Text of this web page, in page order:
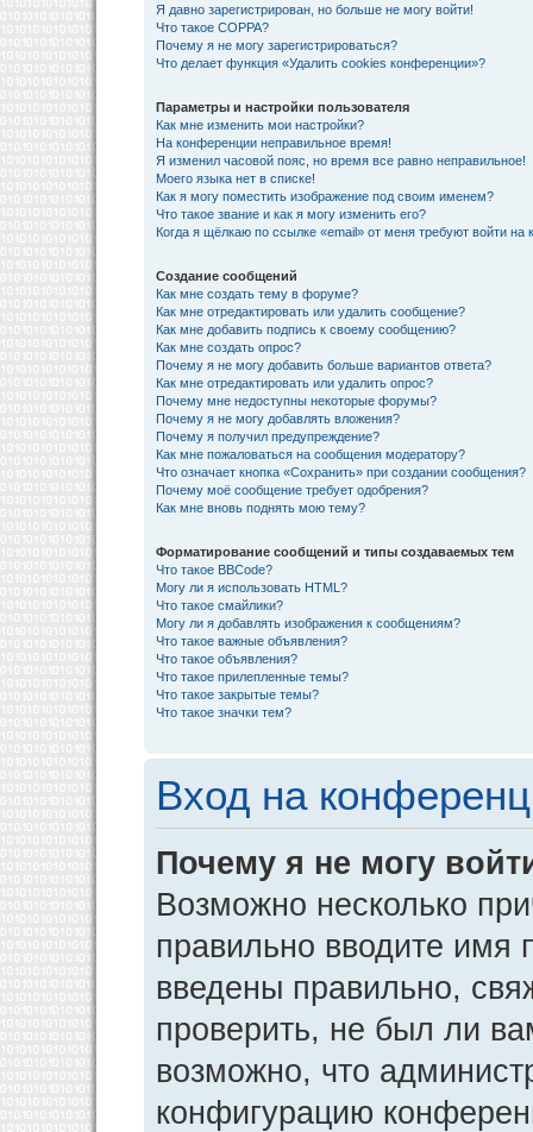
Я давно зарегистрирован, но больше не могу войти!
Что такое COPPA?
Почему я не могу зарегистрироваться?
Что делает функция «Удалить cookies конференции»?
Параметры и настройки пользователя
Как мне изменить мои настройки?
На конференции неправильное время!
Я изменил часовой пояс, но время все равно неправильное!
Моего языка нет в списке!
Как я могу поместить изображение под своим именем?
Что такое звание и как я могу изменить его?
Когда я щёлкаю по ссылке «email» от меня требуют войти на
Создание сообщений
Как мне создать тему в форуме?
Как мне отредактировать или удалить сообщение?
Как мне добавить подпись к своему сообщению?
Как мне создать опрос?
Почему я не могу добавить больше вариантов ответа?
Как мне отредактировать или удалить опрос?
Почему мне недоступны некоторые форумы?
Почему я не могу добавлять вложения?
Почему я получил предупреждение?
Как мне пожаловаться на сообщения модератору?
Что означает кнопка «Сохранить» при создании сообщения?
Почему моё сообщение требует одобрения?
Как мне вновь поднять мою тему?
Форматирование сообщений и типы создаваемых тем
Что такое BBCode?
Могу ли я использовать HTML?
Что такое смайлики?
Могу ли я добавлять изображения к сообщениям?
Что такое важные объявления?
Что такое объявления?
Что такое прилепленные темы?
Что такое закрытые темы?
Что такое значки тем?
Вход на
Почему я не могу
Возможно несколько
правильно вводите имя
введены правильно,
проверить, не был ли
возможно, что
конфигурацию